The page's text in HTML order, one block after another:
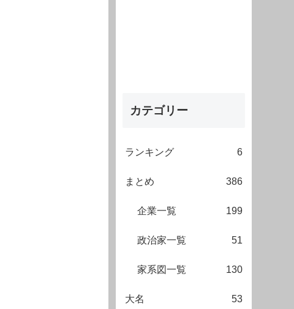
カテゴリー
ランキング 6
まとめ 386
企業一覧 199
政治家一覧 51
家系図一覧 130
大名 53